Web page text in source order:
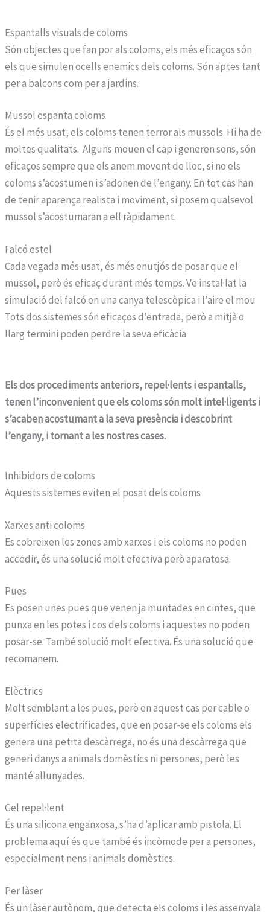
Espantalls visuals de coloms
Són objectes que fan por als coloms, els més eficaços són
els que simulen ocells enemics dels coloms. Són aptes tant
per a balcons com per a jardins.
Mussol espanta coloms
És el més usat, els coloms tenen terror als mussols. Hi ha de
moltes qualitats. Alguns mouen el cap i generen sons, són
eficaços sempre que els anem movent de lloc, si no els
coloms s’acostumen i s’adonen de l’engany. En tot cas han
de tenir aparença realista i moviment, si posem qualsevol
mussol s’acostumaran a ell ràpidament.
Falcó estel
Cada vegada més usat, és més enutjós de posar que el
mussol, però és eficaç durant més temps. Ve instal·lat la
simulació del falcó en una canya telescòpica i l’aire el mou
Tots dos sistemes són eficaços d’entrada, però a mitjà o
llarg termini poden perdre la seva eficàcia
Els dos procediments anteriors, repel·lents i espantalls,
tenen l’inconvenient que els coloms són molt intel·ligents i
s’acaben acostumant a la seva presència i descobrint
l’engany, i tornant a les nostres cases.
Inhibidors de coloms
Aquests sistemes eviten el posat dels coloms
Xarxes anti coloms
Es cobreixen les zones amb xarxes i els coloms no poden
accedir, és una solució molt efectiva però aparatosa.
Pues
Es posen unes pues que venen ja muntades en cintes, que
punxa en les potes i cos dels coloms i aquestes no poden
posar-se. També solució molt efectiva. És una solució que
recomanem.
Elèctrics
Molt semblant a les pues, però en aquest cas per cable o
superfícies electrificades, que en posar-se els coloms els
genera una petita descàrrega, no és una descàrrega que
generi danys a animals domèstics ni persones, però les
manté allunyades.
Gel repel·lent
És una silicona enganxosa, s’ha d’aplicar amb pistola. El
problema aquí és que també és incòmode per a persones,
especialment nens i animals domèstics.
Per làser
És un làser autònom, que detecta els coloms i les assenyala